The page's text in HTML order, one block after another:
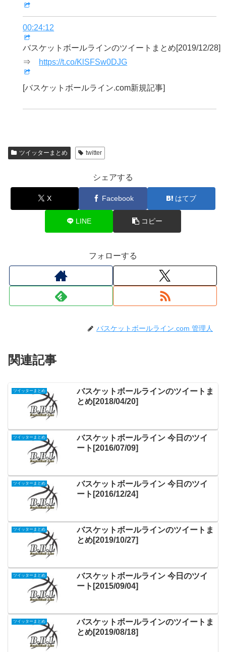
00:24:12
バスケットボールラインのツイートまとめ[2019/12/28]
⇒
https://t.co/KlSFSw0DJG
[バスケットボールライン.com新規記事]
ツイッターまとめ twitter
シェアする
X Facebook はてブ
LINE コピー
フォローする
バスケットボールライン.com 管理人
関連記事
ツイッターまとめ
バスケットボールラインのツイートま
とめ[2018/04/20]
ツイッターまとめ
バスケットボールライン 今日のツイ
ート[2016/07/09]
ツイッターまとめ
バスケットボールライン 今日のツイ
ート[2016/12/24]
ツイッターまとめ
バスケットボールラインのツイートま
とめ[2019/10/27]
ツイッターまとめ
バスケットボールライン 今日のツイ
ート[2015/09/04]
ツイッターまとめ
バスケットボールラインのツイートま
とめ[2019/08/18]